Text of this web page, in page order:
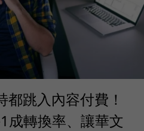
跳入內容付費！
成轉換率、讓華文